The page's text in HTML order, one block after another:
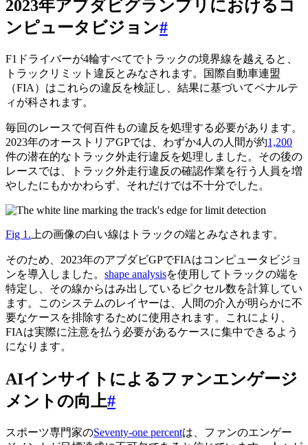
2023年アブダビグランプリにおけるコ
ンピュータビジョン#
F1ドライバーが4輪すべてでトラックの境界線を越えると、
トラックリミット違反とみなされます。国際自動車連盟
（FIA）はこれらの違反を検証し、結果に基づいてペナルテ
ィが科されます。
毎回のレースで何百件もの違反を処理する必要があります。
2023年のオーストリアGPでは、わずか4人の人間が約1,200
件の潜在的なトラック外走行違反を処理しました。その後の
レースでは、トラック外走行違反の確認作業を行う人員を増
やしたにもかかわらず、それだけでは不十分でした。
Fig 1. 上の画像の白い線はトラックの端とみなされます。
そのため、2023年のアブダビGPでFIAはコンピュータビジョ
ンを導入しました。 shape analysisを使用してトラックの端を
特定し、その線からはみ出しているピクセル数を計算してい
ます。このシステムのレイヤーは、人間の介入が明らかに不
要なケースを排除するために使用されます。これにより、
FIAは実際に注意を払う必要があるケースに集中できるよう
になります。
AIインサイトによるファンエンゲージ
メントの向上#
スポーツ専門家のSeventy-one percentは、ファンのエンゲー